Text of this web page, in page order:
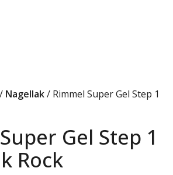
/ Nagellak/ Rimmel Super Gel Step 1
Gel Step 1
Rock